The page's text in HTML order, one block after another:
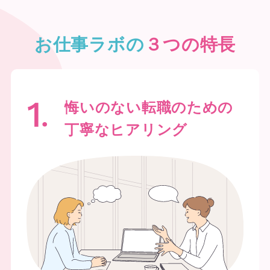
お仕事ラボの ３つの特長
悔いのない転職のための
丁寧なヒアリング